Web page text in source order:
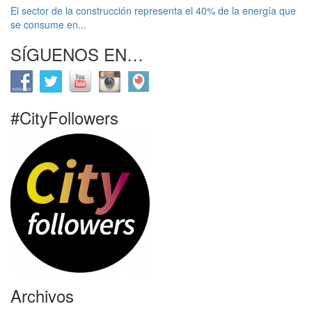
El sector de la construcción representa el 40% de la energía que
se consume en...
SÍGUENOS EN…
#CityFollowers
Archivos